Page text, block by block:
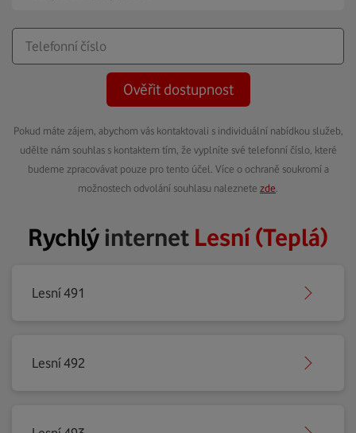
Ověřit dostupnost
Pokud máte zájem, abychom vás kontaktovali s individuální nabídkou služeb,
udělte nám souhlas s kontaktem tím, že vyplníte své telefonní číslo, které
budeme zpracovávat pouze pro tento účel. Více o ochraně soukromí a
možnostech odvolání souhlasu naleznete zde
Rychlýinternet Lesní (Teplá)
Lesní 491
Lesní 492